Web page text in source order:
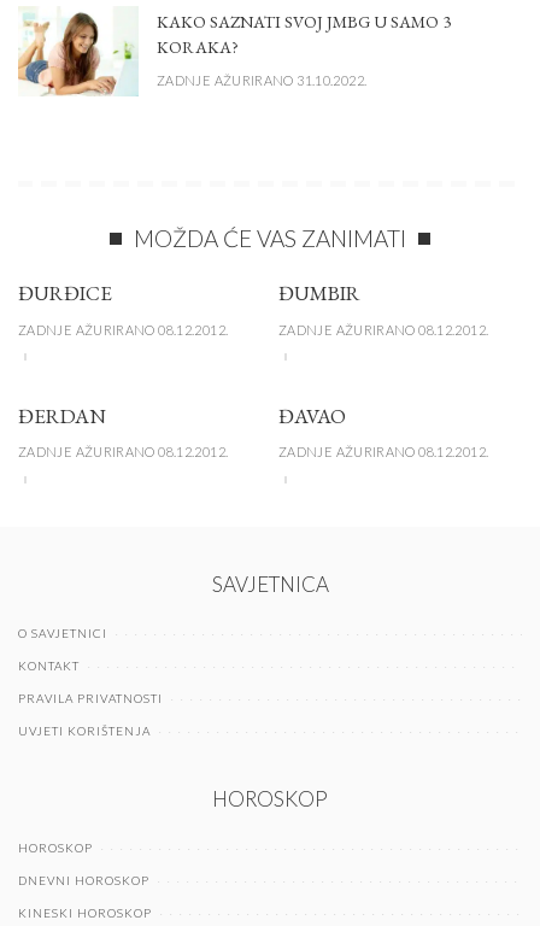
KAKO SAZNATI SVOJ JMBG U SAMO 3
KORAKA?
ZADNJE AŽURIRANO 31.10.2022.
MOŽDA ĆE VAS ZANIMATI
ĐURĐICE
ZADNJE AŽURIRANO 08.12.2012.
ĐUMBIR
ZADNJE AŽURIRANO 08.12.2012.
ĐERDAN
ZADNJE AŽURIRANO 08.12.2012.
ĐAVAO
ZADNJE AŽURIRANO 08.12.2012.
SAVJETNICA
O SAVJETNICI
KONTAKT
PRAVILA PRIVATNOSTI
UVJETI KORIŠTENJA
HOROSKOP
HOROSKOP
DNEVNI HOROSKOP
KINESKI HOROSKOP